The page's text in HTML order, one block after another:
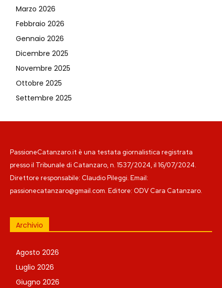
Marzo 2026
Febbraio 2026
Gennaio 2026
Dicembre 2025
Novembre 2025
Ottobre 2025
Settembre 2025
PassioneCatanzaro.it è una testata giornalistica registrata
presso il Tribunale di Catanzaro, n. 1537/2024, il 16/07/2024.
Direttore responsabile: Claudio Pileggi. Email:
passionecatanzaro@gmail.com. Editore: ODV Cara Catanzaro.
Archivio
Agosto 2026
Luglio 2026
Giugno 2026